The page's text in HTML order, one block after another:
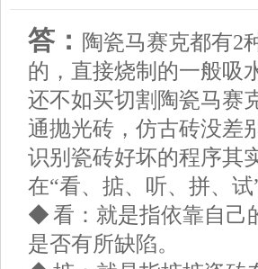
答： 陶瓷马赛克都有2
的，直接烧制的一般吸
还不如买切割陶瓷马赛
通抛光砖，仿古砖没差
识别瓷砖好坏的程序其
在“看、掂、听、拼、
◆ 看：就是指依靠自己
是否有所缺陷。